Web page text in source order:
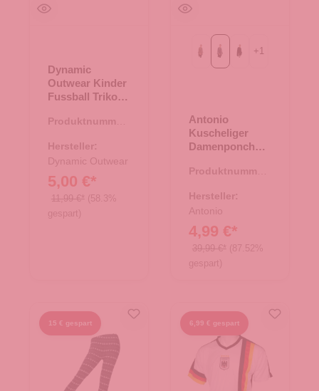
Dynamic
Outwear Kinder
Fussball Trikot
- weiss 110-116
Produktnummer:
Hersteller:
Dynamic Outwear
5,00 €*
11,99 €* (58.3%
gespart)
Taupegrau schwarz
+1
Antonio
Kuscheliger
Damenponcho -
Produktnummer:
Hersteller:
Antonio
4,99 €*
39,99 €* (87.52%
gespart)
15 € gespart 6,99 € gespart